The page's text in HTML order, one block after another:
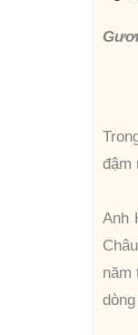
đậm
Anh
năm